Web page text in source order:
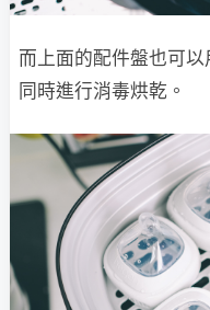
而上面的配件盤也可以
同時進行消毒烘乾。